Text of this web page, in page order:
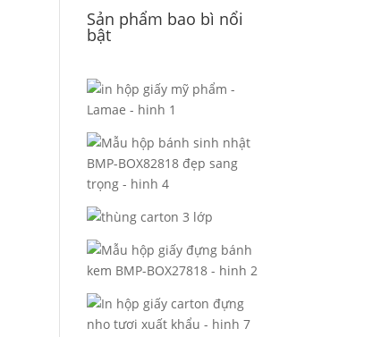
Sản phẩm bao bì nổi
bật